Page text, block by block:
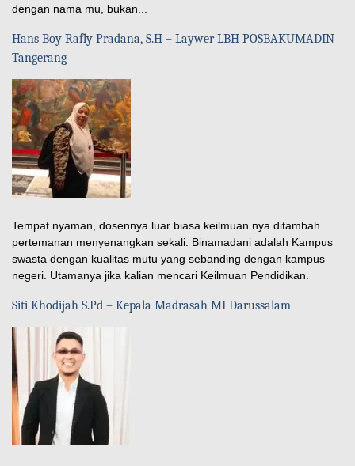
dengan nama mu, bukan...
Hans Boy Rafly Pradana, S.H – Laywer LBH POSBAKUMADIN
Tangerang
Tempat nyaman, dosennya luar biasa keilmuan nya ditambah
pertemanan menyenangkan sekali. Binamadani adalah Kampus
swasta dengan kualitas mutu yang sebanding dengan kampus
negeri. Utamanya jika kalian mencari Keilmuan Pendidikan.
Siti Khodijah S.Pd – Kepala Madrasah MI Darussalam